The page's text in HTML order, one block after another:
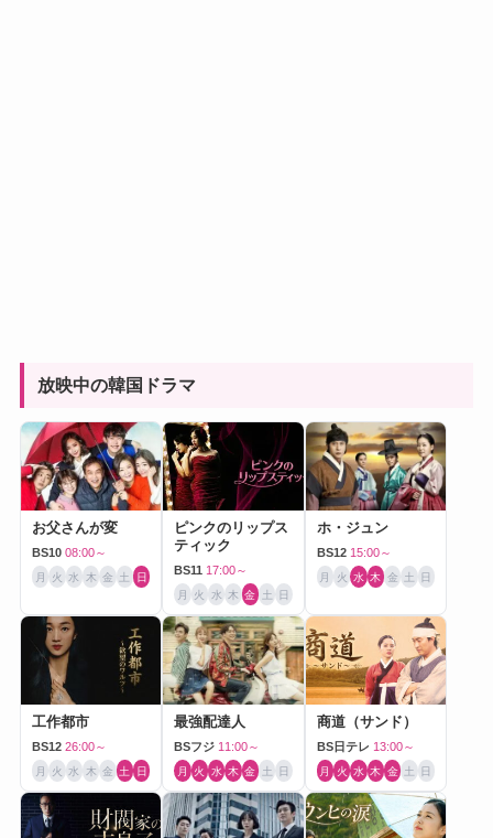
放映中の韓国ドラマ
お父さんが変
BS10 08:00～
月 火 水 木 金 土 日
ピンクのリップス
ティック
BS11 17:00～
月 火 水 木 金 土 日
ホ・ジュン
BS12 15:00～
月 火 水 木 金 土 日
工作都市
BS12 26:00～
月 火 水 木 金 土 日
最強配達人
BSフジ 11:00～
月 火 水 木 金 土 日
商道（サンド）
BS日テレ 13:00～
月 火 水 木 金 土 日